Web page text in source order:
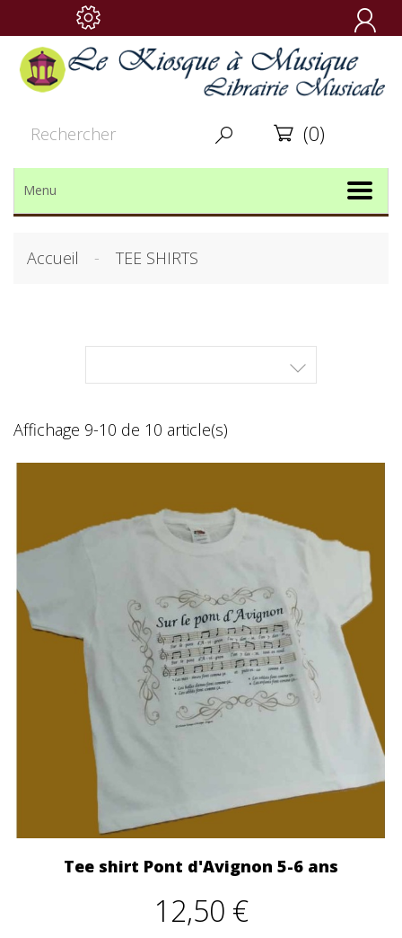

  (0)
Menu
Accueil TEE SHIRTS

Affichage 9-10 de 10 article(s)
Tee shirt Pont d'Avignon 5-6 ans
12,50 €